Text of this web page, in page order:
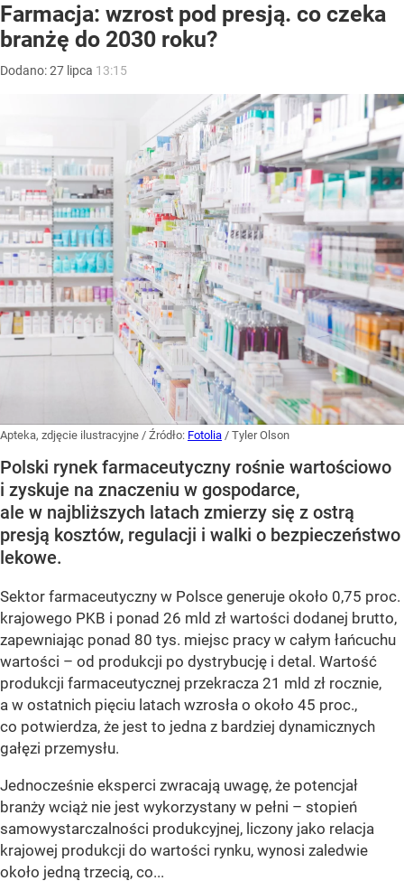
Farmacja: wzrost pod presją. co czeka
branżę do 2030 roku?
Dodano:27 lipca 13:15
Apteka, zdjęcie ilustracyjne / Źródło: Fotolia / Tyler Olson
Polski rynek farmaceutyczny rośnie wartościowo
i zyskuje na znaczeniu w gospodarce,
ale w najbliższych latach zmierzy się z ostrą
presją kosztów, regulacji i walki o bezpieczeństwo
lekowe.
Sektor farmaceutyczny w Polsce generuje około 0,75 proc.
krajowego PKB i ponad 26 mld zł wartości dodanej brutto,
zapewniając ponad 80 tys. miejsc pracy w całym łańcuchu
wartości – od produkcji po dystrybucję i detal. Wartość
produkcji farmaceutycznej przekracza 21 mld zł rocznie,
a w ostatnich pięciu latach wzrosła o około 45 proc.,
co potwierdza, że jest to jedna z bardziej dynamicznych
gałęzi przemysłu.
Jednocześnie eksperci zwracają uwagę, że potencjał
branży wciąż nie jest wykorzystany w pełni – stopień
samowystarczalności produkcyjnej, liczony jako relacja
krajowej produkcji do wartości rynku, wynosi zaledwie
około jedną trzecią, co...